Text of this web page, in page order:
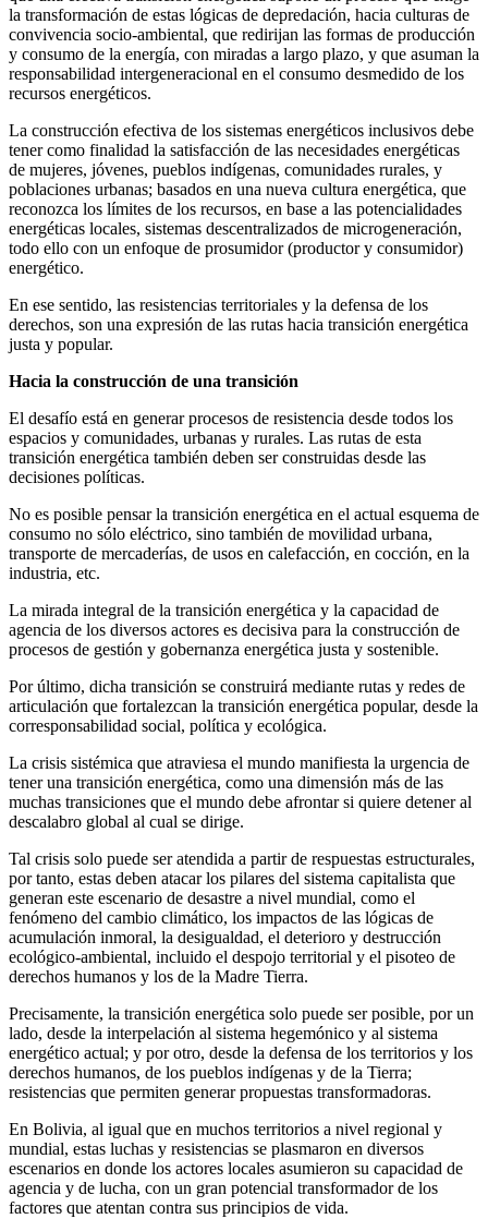
la transformación de estas lógicas de depredación, hacia culturas de
convivencia socio-ambiental, que redirijan las formas de producción
y consumo de la energía, con miradas a largo plazo, y que asuman la
responsabilidad intergeneracional en el consumo desmedido de los
recursos energéticos.
La construcción efectiva de los sistemas energéticos inclusivos debe
tener como finalidad la satisfacción de las necesidades energéticas
de mujeres, jóvenes, pueblos indígenas, comunidades rurales, y
poblaciones urbanas; basados en una nueva cultura energética, que
reconozca los límites de los recursos, en base a las potencialidades
energéticas locales, sistemas descentralizados de microgeneración,
todo ello con un enfoque de prosumidor (productor y consumidor)
energético.
En ese sentido, las resistencias territoriales y la defensa de los
derechos, son una expresión de las rutas hacia transición energética
justa y popular.
Hacia la construcción de una transición
El desafío está en generar procesos de resistencia desde todos los
espacios y comunidades, urbanas y rurales. Las rutas de esta
transición energética también deben ser construidas desde las
decisiones políticas.
No es posible pensar la transición energética en el actual esquema de
consumo no sólo eléctrico, sino también de movilidad urbana,
transporte de mercaderías, de usos en calefacción, en cocción, en la
industria, etc.
La mirada integral de la transición energética y la capacidad de
agencia de los diversos actores es decisiva para la construcción de
procesos de gestión y gobernanza energética justa y sostenible.
Por último, dicha transición se construirá mediante rutas y redes de
articulación que fortalezcan la transición energética popular, desde la
corresponsabilidad social, política y ecológica.
La crisis sistémica que atraviesa el mundo manifiesta la urgencia de
tener una transición energética, como una dimensión más de las
muchas transiciones que el mundo debe afrontar si quiere detener al
descalabro global al cual se dirige.
Tal crisis solo puede ser atendida a partir de respuestas estructurales,
por tanto, estas deben atacar los pilares del sistema capitalista que
generan este escenario de desastre a nivel mundial, como el
fenómeno del cambio climático, los impactos de las lógicas de
acumulación inmoral, la desigualdad, el deterioro y destrucción
ecológico-ambiental, incluido el despojo territorial y el pisoteo de
derechos humanos y los de la Madre Tierra.
Precisamente, la transición energética solo puede ser posible, por un
lado, desde la interpelación al sistema hegemónico y al sistema
energético actual; y por otro, desde la defensa de los territorios y los
derechos humanos, de los pueblos indígenas y de la Tierra;
resistencias que permiten generar propuestas transformadoras.
En Bolivia, al igual que en muchos territorios a nivel regional y
mundial, estas luchas y resistencias se plasmaron en diversos
escenarios en donde los actores locales asumieron su capacidad de
agencia y de lucha, con un gran potencial transformador de los
factores que atentan contra sus principios de vida.